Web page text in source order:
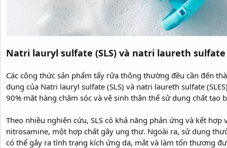
Natri lauryl sulfate (SLS) và natri laureth sulfate
Các công thức sản phẩm tẩy rửa thông thường đều cần đến
dụng của Natri lauryl sulfate (SLS) và natri laureth sulfate
90% mặt hàng chăm sóc và vệ sinh thân thể sử dụng chất tạo
Theo nhiều nghiên cứu, SLS có khả năng phản ứng và kết hợp
nitrosamine, một hợp chất gây ung thư. Ngoài ra, sử dụng
có thể gây ra tình trạng kích ứng da, mắt và làm tổn thương